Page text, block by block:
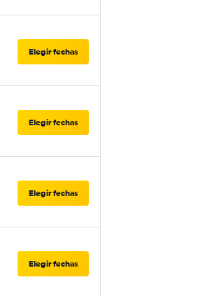
Elegir fechas
Elegir fechas
Elegir fechas
Elegir fechas